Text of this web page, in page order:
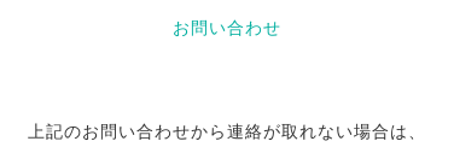
お問い合わせ
上記のお問い合わせから連絡が取れない場合は、